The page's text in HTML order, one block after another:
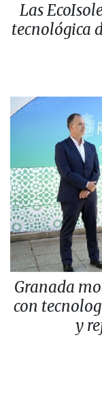
Las
tecnológica
Granada
con
y